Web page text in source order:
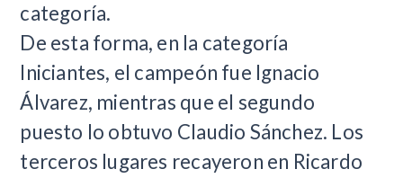
categoría.
De esta forma, en la categoría
Iniciantes, el campeón fue Ignacio
Álvarez, mientras que el segundo
puesto lo obtuvo Claudio Sánchez. Los
terceros lugares recayeron en Ricardo